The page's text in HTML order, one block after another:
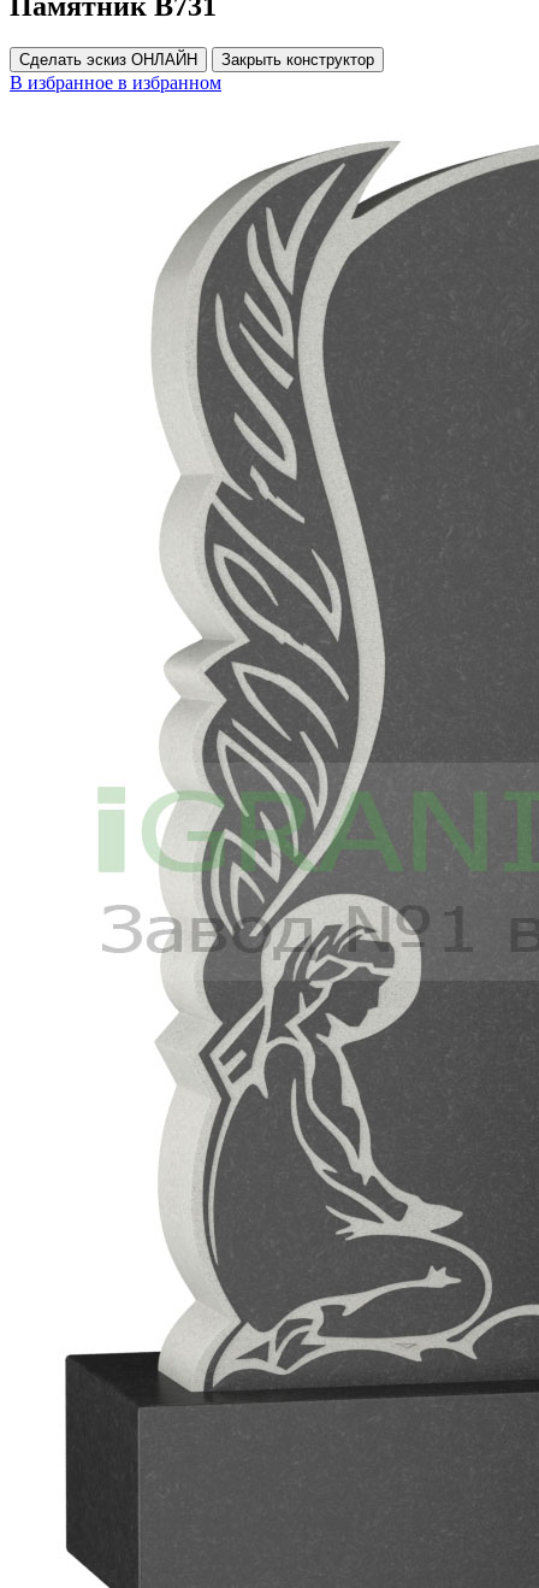
Памятник В731
Сделать эскиз ОНЛАЙН Закрыть конструктор
В избранное в избранном